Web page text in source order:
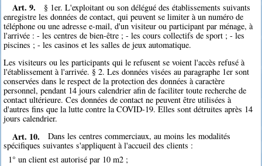
Art. 9.
§ 1er. L'exploitant ou son délégué des établissements suivants
enregistre les données de contact, qui peuvent se limiter à un numéro de
téléphone ou une adresse e-mail, d'un visiteur ou participant par ménage, à
l'arrivée : - les centres de bien-être ; - les cours collectifs de sport ; - les
piscines ; - les casinos et les salles de jeux automatique.
Les visiteurs ou les participants qui le refusent se voient l'accès refusé à
l'établissement à l'arrivée. § 2. Les données visées au paragraphe 1er sont
conservées dans le respect de la protection des données à caractère
personnel, pendant 14 jours calendrier afin de faciliter toute recherche de
contact ultérieure. Ces données de contact ne peuvent être utilisées à
d'autres fins que la lutte contre la COVID-19. Elles sont détruites après 14
jours calendrier.
Art. 10.
Dans les centres commerciaux, au moins les modalités
spécifiques suivantes s'appliquent à l'accueil des clients :
1° un client est autorisé par 10 m2 ;